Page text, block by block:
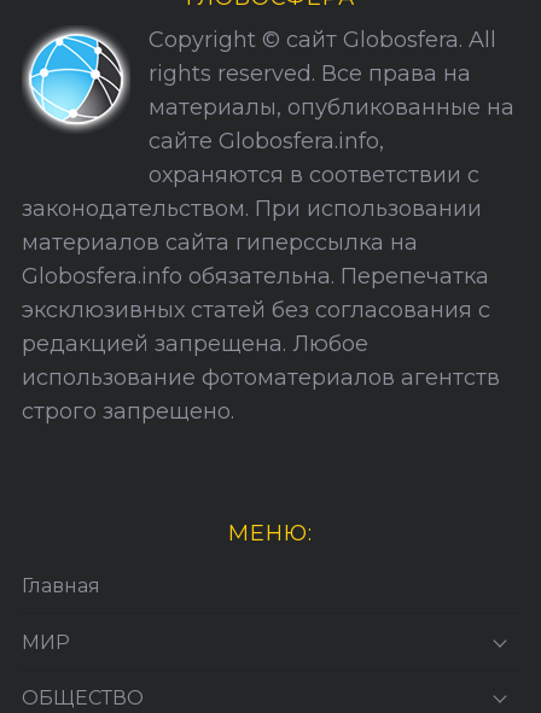
и
С
а
а
Copyright © сайт Globosfera. All
rights reserved. Все права на
материалы, опубликованные на
сайте Globosfera.info,
охраняются в соответствии с
законодательством. При использовании
материалов сайта гиперссылка на
Globosfera.info обязательна. Перепечатка
эксклюзивных статей без согласования с
редакцией запрещена. Любое
использование фотоматериалов агентств
строго запрещено.
МЕНЮ:
Главная
МИР
ОБЩЕСТВО
o
r
: